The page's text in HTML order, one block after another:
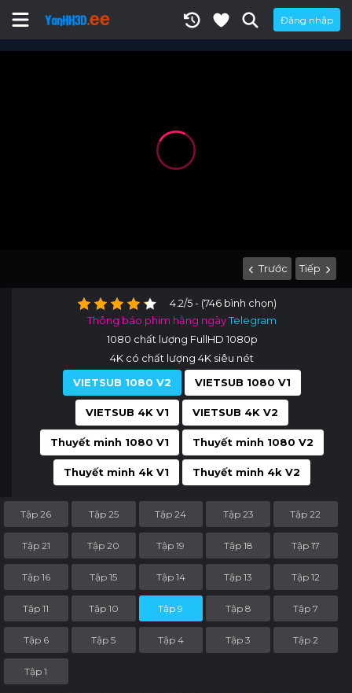
Đăng nhập
Trước Tiếp
4.2/5 - (746 bình chọn)
Thông báo phim hằng ngàyTelegram
1080 chất lượng FullHD 1080p
4K có chất lượng 4K siêu nét
VIETSUB 1080 V2
VIETSUB 1080 V1
VIETSUB 4K V1 VIETSUB 4K V2
Thuyết minh 1080 V1 Thuyết minh 1080 V2
Thuyết minh 4k V1 Thuyết minh 4k V2
Tập 26 Tập 25 Tập 24 Tập 23 Tập 22
Tập 21 Tập 20 Tập 19 Tập 18 Tập 17
Tập 16 Tập 15 Tập 14 Tập 13 Tập 12
Tập 11 Tập 10 Tập 9 Tập 8 Tập 7
Tập 6 Tập 5 Tập 4 Tập 3 Tập 2
Tập 1